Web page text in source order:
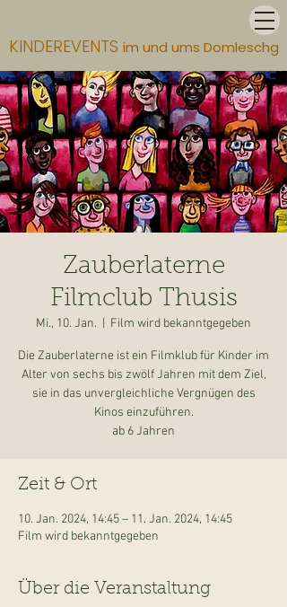
KINDEREVENTS im und ums Domleschg
Zauberlaterne
Filmclub Thusis
Mi., 10. Jan. Film wird bekanntgegeben
Die Zauberlaterne ist ein Filmklub für Kinder im
Alter von sechs bis zwölf Jahren mit dem Ziel,
sie in das unvergleichliche Vergnügen des
Kinos einzuführen.
ab 6 Jahren
Zeit & Ort
10. Jan. 2024, 14:45 – 11. Jan. 2024, 14:45
Film wird bekanntgegeben
Über die Veranstaltung